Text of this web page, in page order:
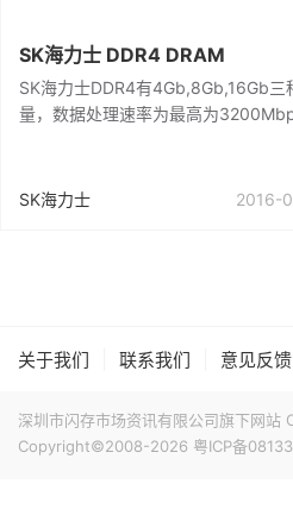
SK海力士 DDR4 DRAM
SK海力士DDR4有4Gb,8Gb,16Gb三
量，数据处理速率为最高为
SK海力士 2016-
关于我们 联系我们 意见反馈
深圳市闪存市场资讯有限公司旗下网
Copyright©2008-2026 粤ICP备